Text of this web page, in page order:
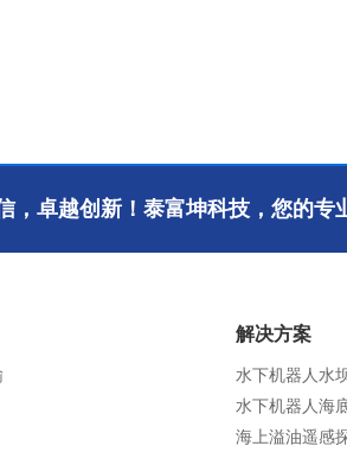
，卓越创新！泰富坤科技，您的专
解决方案
水下机器人水
水下机器人海
海上溢油遥感